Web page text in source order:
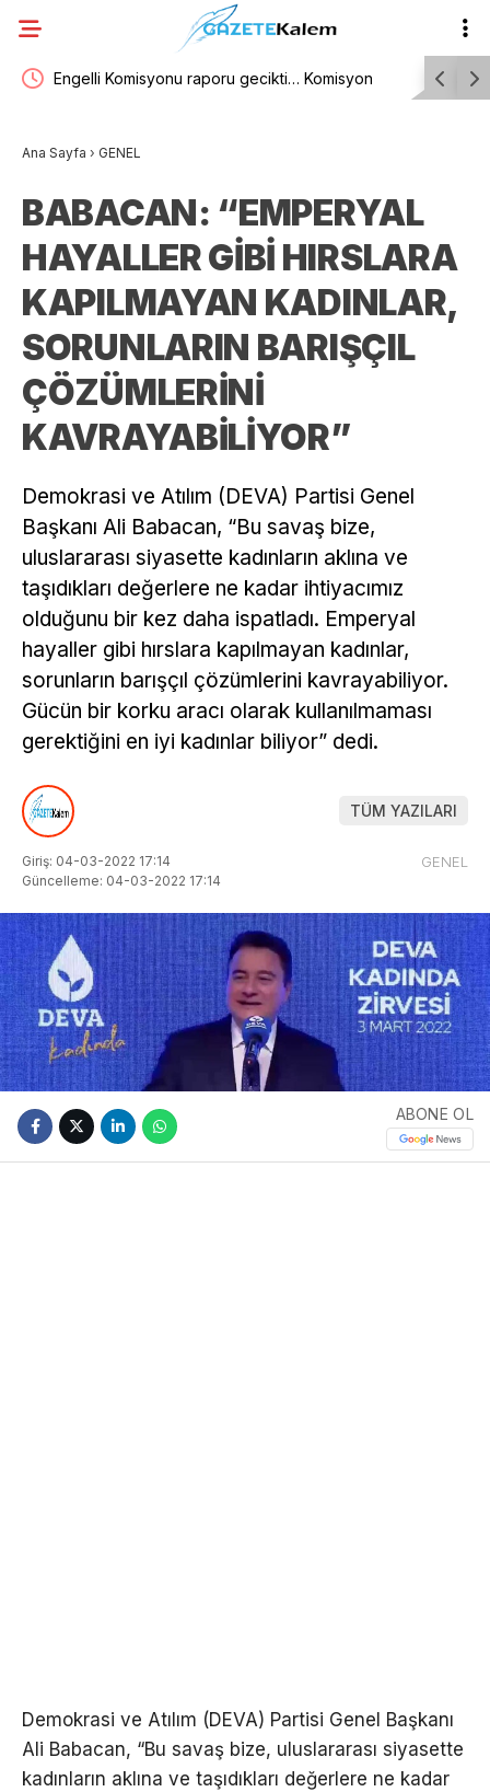
Engelli Komisyonu raporu gecikti… Komisyon Muğla
Ana Sayfa › GENEL
BABACAN: “EMPERYAL
HAYALLER GİBİ HIRSLARA
KAPILMAYAN KADINLAR,
SORUNLARIN BARIŞÇIL
ÇÖZÜMLERİNİ
KAVRAYABİLİYOR”
Demokrasi ve Atılım (DEVA) Partisi Genel
Başkanı Ali Babacan, “Bu savaş bize,
uluslararası siyasette kadınların aklına ve
taşıdıkları değerlere ne kadar ihtiyacımız
olduğunu bir kez daha ispatladı. Emperyal
hayaller gibi hırslara kapılmayan kadınlar,
sorunların barışçıl çözümlerini kavrayabiliyor.
Gücün bir korku aracı olarak kullanılmaması
gerektiğini en iyi kadınlar biliyor” dedi.
TÜM YAZILARI
Giriş: 04-03-2022 17:14
Güncelleme: 04-03-2022 17:14
GENEL
ABONE OL
Demokrasi ve Atılım (DEVA) Partisi Genel Başkanı
Ali Babacan, “Bu savaş bize, uluslararası siyasette
kadınların aklına ve taşıdıkları değerlere ne kadar